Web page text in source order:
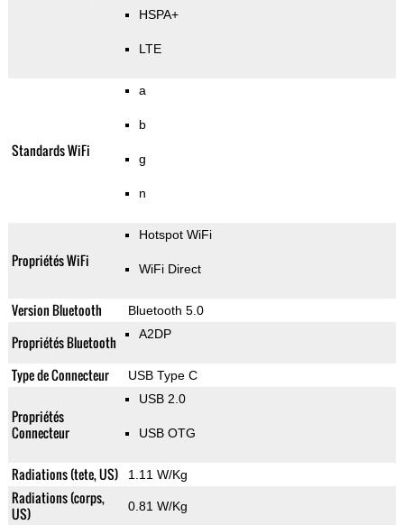
HSPA+
LTE
Standards WiFi
a
b
g
n
Propriétés WiFi
Hotspot WiFi
WiFi Direct
Version Bluetooth Bluetooth 5.0
Propriétés Bluetooth A2DP
Type de Connecteur USB Type C
Propriétés
Connecteur
USB 2.0
USB OTG
Radiations (tete, US) 1.11 W/Kg
Radiations (corps,
US)
0.81 W/Kg